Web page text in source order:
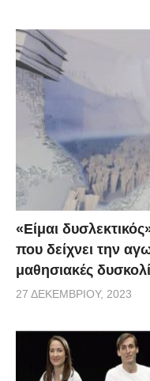
«Είμαι
που δείχνει την
μαθησιακές
27 ΔΕΚΕΜΒΡΊΟΥ, 2023